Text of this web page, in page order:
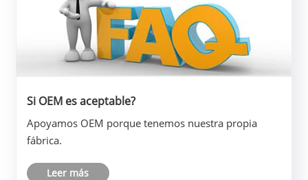
Si OEM es aceptable?
Apoyamos OEM porque tenemos nuestra propia
fábrica.
Leer más